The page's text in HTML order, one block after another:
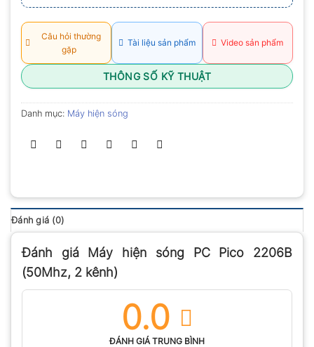
Câu hỏi thường
gặp
Tài liệu sản phẩm Video sản phẩm
THÔNG SỐ KỸ THUẬT
Danh mục: Máy hiện sóng
Đánh giá (0)
Đánh giá Máy hiện sóng PC Pico 2206B
(50Mhz, 2 kênh)
0.0
ĐÁNH GIÁ TRUNG BÌNH